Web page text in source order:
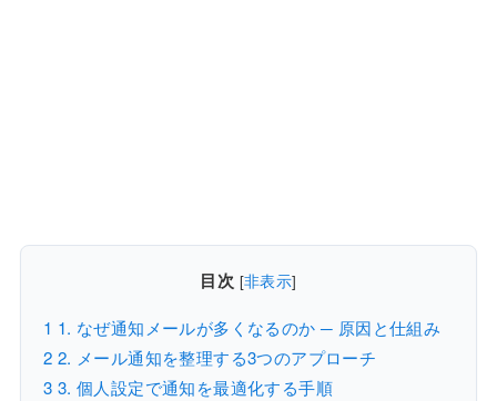
目次 [非表示]
1 1. なぜ通知メールが多くなるのか ─ 原因と仕組み
2 2. メール通知を整理する3つのアプローチ
3 3. 個人設定で通知を最適化する手順